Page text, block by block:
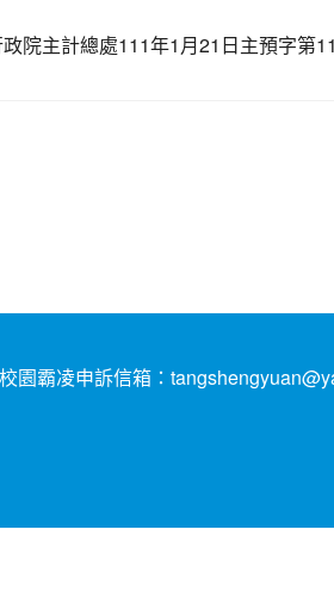
院主計總處111年1月21日主預字第
校園霸凌申訴信箱：